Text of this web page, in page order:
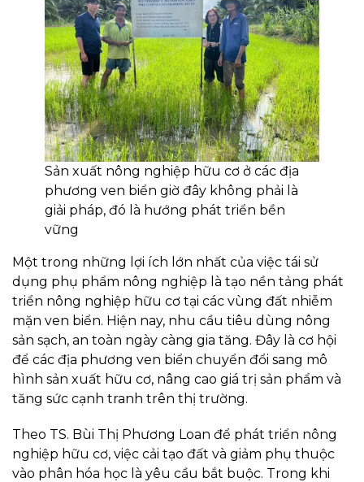
Sản xuất nông nghiệp hữu cơ ở các địa
phương ven biển giờ đây không phải là
giải pháp, đó là hướng phát triển bền
vững
Một trong những lợi ích lớn nhất của việc tái sử
dụng phụ phẩm nông nghiệp là tạo nền tảng phát
triển nông nghiệp hữu cơ tại các vùng đất nhiễm
mặn ven biển. Hiện nay, nhu cầu tiêu dùng nông
sản sạch, an toàn ngày càng gia tăng. Đây là cơ hội
để các địa phương ven biển chuyển đổi sang mô
hình sản xuất hữu cơ, nâng cao giá trị sản phẩm và
tăng sức cạnh tranh trên thị trường.
Theo TS. Bùi Thị Phương Loan để phát triển nông
nghiệp hữu cơ, việc cải tạo đất và giảm phụ thuộc
vào phân hóa học là yêu cầu bắt buộc. Trong khi